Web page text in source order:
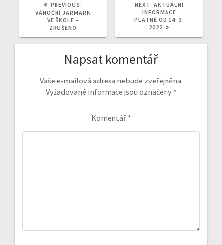
PREVIOUS:
POST:
VÁNOČNÍ JARMARK
VE ŠKOLE –
ZRUŠENO
NEXT: NEXT
POST:
AKTUÁLNÍ
INFORMACE
PLATNÉ OD 14. 3.
2022
Napsat komentář
Vaše e-mailová adresa nebude zveřejněna.
Vyžadované informace jsou označeny *
Komentář *